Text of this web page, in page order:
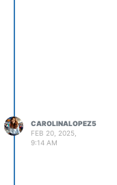
CAROLINALOPEZ5
FEB 20, 2025,
9:14 AM